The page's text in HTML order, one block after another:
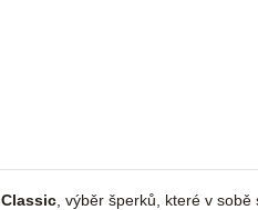
Classic , výběr šperků, které v